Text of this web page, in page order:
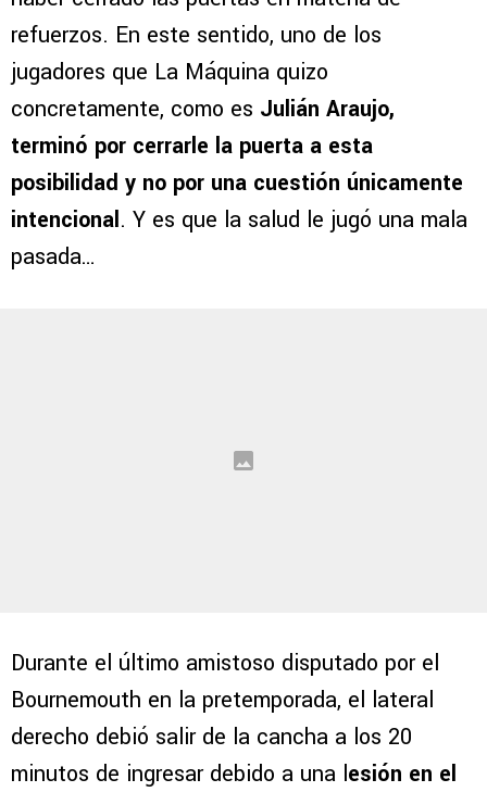
refuerzos. En este sentido, uno de los
jugadores que La Máquina quizo
concretamente, como es Julián Araujo,
terminó por cerrarle la puerta a esta
posibilidad y no por una cuestión únicamente
intencional. Y es que la salud le jugó una mala
pasada…
Durante el último amistoso disputado por el
Bournemouth en la pretemporada, el lateral
derecho debió salir de la cancha a los 20
minutos de ingresar debido a una lesión en el